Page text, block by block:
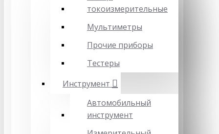
токоизмерительные
Мультиметры
Прочие приборы
Тестеры
Инструмент
Автомобильный
инструмент